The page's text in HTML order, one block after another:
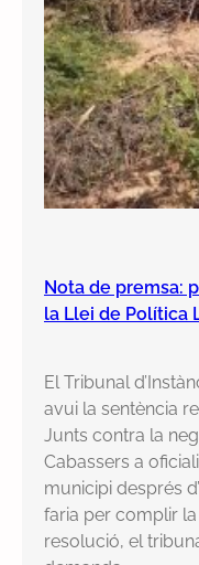
Nota de premsa:
la Llei de Política
El Tribunal
avui la sentència
Junts contra la
Cabassers a
municipi després
faria per complir la
resolució, el